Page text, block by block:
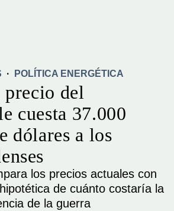
· POLÍTICA ENERGÉTICA
del
cuesta 37.000
dólares a los
los precios actuales con
de cuánto costaría la
de la guerra